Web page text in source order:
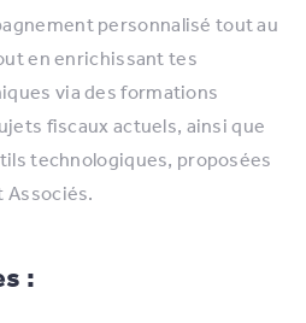
personnalisé tout au
en enrichissant tes
via des formations
fiscaux actuels, ainsi que
technologiques, proposées
Associés.
: